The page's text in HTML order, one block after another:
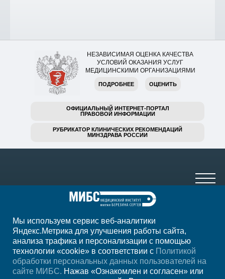
НЕЗАВИСИМАЯ ОЦЕНКА КАЧЕСТВА
УСЛОВИЙ ОКАЗАНИЯ УСЛУГ
МЕДИЦИНСКИМИ ОРГАНИЗАЦИЯМИ
ПОДРОБНЕЕ ОЦЕНИТЬ
ОФИЦИАЛЬНЫЙ ИНТЕРНЕТ-ПОРТАЛ
ПРАВОВОЙ ИНФОРМАЦИИ
РУБРИКАТОР КЛИНИЧЕСКИХ РЕКОМЕНДАЦИЙ
МИНЗДРАВА РОССИИ
+7 (4752) 63-33-63
ежедн. 7.00-23.00
РегионТамбов
Мы используем сервис веб-аналитики
Яндекс.Метрика для улучшения работы сайта,
анализа трафика и персонализации с помощью
технологии «cookie» в соответствии с Политикой
обработки персональных данных пользователей на
сайте МИБС. Нажав «Ознакомлен и согласен» или